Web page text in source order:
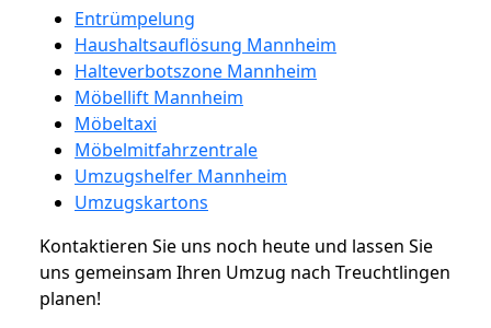
Entrümpelung
Haushaltsauflösung Mannheim
Halteverbotszone Mannheim
Möbellift Mannheim
Möbeltaxi
Möbelmitfahrzentrale
Umzugshelfer Mannheim
Umzugskartons
Kontaktieren Sie uns noch heute und lassen Sie
uns gemeinsam Ihren Umzug nach Treuchtlingen
planen!